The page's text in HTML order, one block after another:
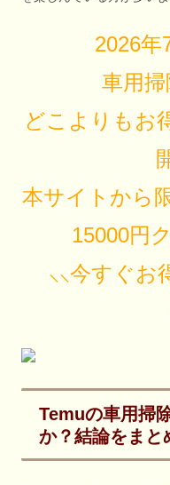
2026年
車用掃
どこよりもお
本サイトから
15000円
⸜⸜今すぐお
Temuの車用掃
か？結論をまと